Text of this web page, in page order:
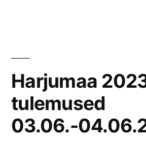
Harjumaa
tulemused
03.06.-